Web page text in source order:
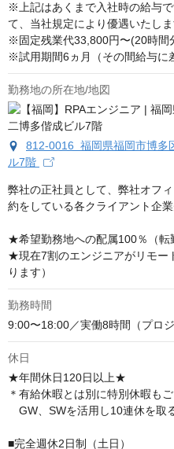
※上記はあくまで入社時の給与
て、当社規定により優遇いたしま
※固定残業代33,800円〜(20時間
※試用期間6ヵ月（その間給与に
勤務地の所在地/地図
812-0016 福岡県福岡市博多
ル7階
弊社の正社員として、弊社オフ
約をしている各クライアント企
★希望勤務地への配属100％（転
★現在7割のエンジニアがリモー
ります）
勤務時間
9:00〜18:00／実働8時間（プロジ
休日
★年間休日120日以上★
＊有給休暇とは別に特別休暇もご
GW、SWを活用し10連休を取
■完全週休2日制（土日）